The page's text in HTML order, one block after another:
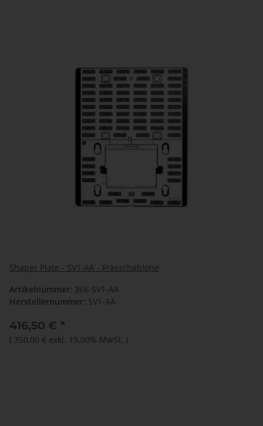
Shaper Plate - SV1-AA - Frässchablone
Artikelnummer: 366-SV1-AA
Herstellernummer: SV1-AA
416,50 € *
( 350,00 € exkl. 19.00% MwSt. )